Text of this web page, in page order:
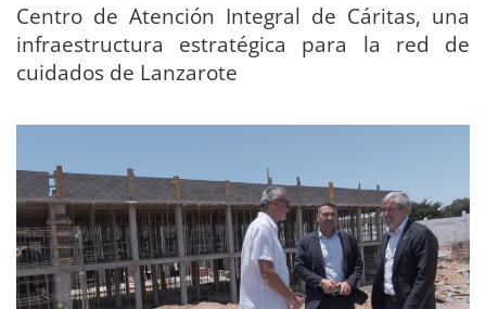
Centro de Atención Integral de Cáritas, una
infraestructura estratégica para la red de
cuidados de Lanzarote